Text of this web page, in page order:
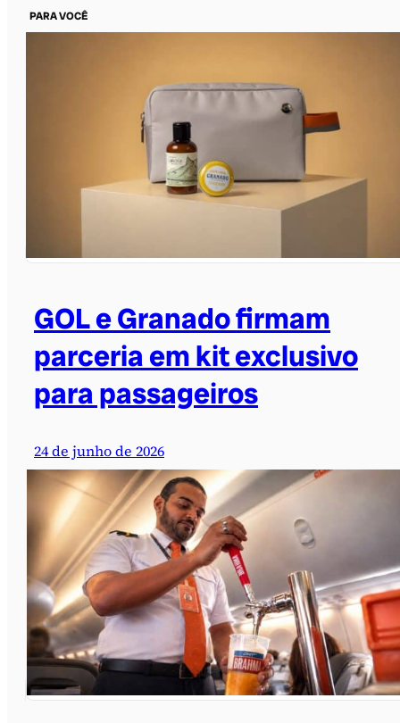
PARA VOCÊ
GOL e Granado firmam
parceria em kit exclusivo
para passageiros
24 de junho de 2026